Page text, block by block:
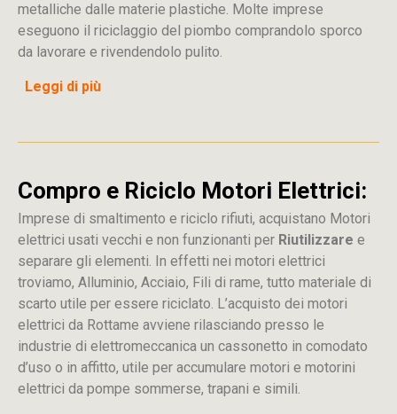
metalliche dalle materie plastiche. Molte imprese
eseguono il riciclaggio del piombo comprandolo sporco
da lavorare e rivendendolo pulito.
Leggi di più
Compro e Riciclo Motori Elettrici:
Imprese di smaltimento e riciclo rifiuti, acquistano Motori
elettrici usati vecchi e non funzionanti per Riutilizzare e
separare gli elementi. In effetti nei motori elettrici
troviamo, Alluminio, Acciaio, Fili di rame, tutto materiale di
scarto utile per essere riciclato. L’acquisto dei motori
elettrici da Rottame avviene rilasciando presso le
industrie di elettromeccanica un cassonetto in comodato
d’uso o in affitto, utile per accumulare motori e motorini
elettrici da pompe sommerse, trapani e simili.